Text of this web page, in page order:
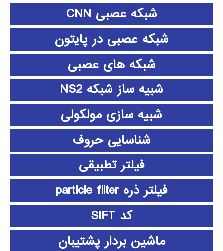
شبکه عصبی CNN
شبکه عصبی در پایتون
شبکه های عصبی
شبیه ساز شبکه NS2
شبیه سازی مولکولی
شناسایی حروف
فیلتر تطبیقی
فیلتر ذره particle filter
کد SIFT
ماشین بردار پشتیبان